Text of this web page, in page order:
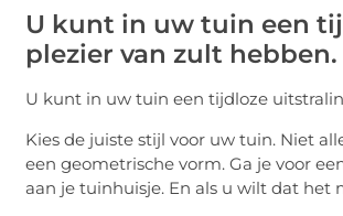
U kunt in uw tuin een
plezier van zult hebben.
U kunt in uw tuin een tijdloze
Kies de juiste stijl voor uw tuin. Niet
een geometrische vorm. Ga je voor
aan je tuinhuisje. En als u wilt dat het